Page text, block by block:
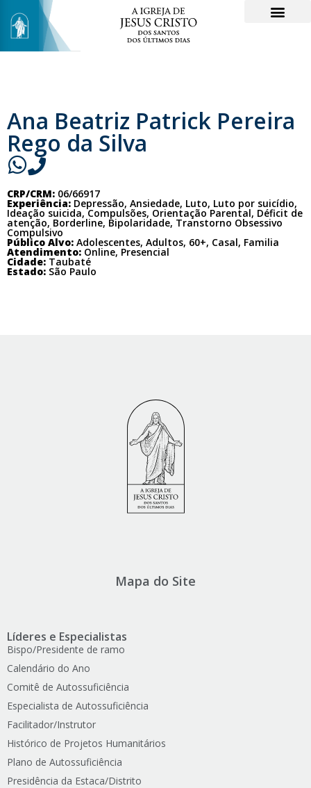
Ana Beatriz Patrick Pereira
Rego da Silva
CRP/CRM: 06/66917
Experiência: Depressão, Ansiedade, Luto, Luto por suicídio,
Ideação suicida, Compulsões, Orientação Parental, Déficit de
atenção, Borderline, Bipolaridade, Transtorno Obsessivo
Compulsivo
Público Alvo: Adolescentes, Adultos, 60+, Casal, Familia
Atendimento: Online, Presencial
Cidade: Taubaté
Estado: São Paulo
Mapa do Site
Líderes e Especialistas
Bispo/Presidente de ramo
Calendário do Ano
Comitê de Autossuficiência
Especialista de Autossuficiência
Facilitador/Instrutor
Histórico de Projetos Humanitários
Plano de Autossuficiência
Presidência da Estaca/Distrito